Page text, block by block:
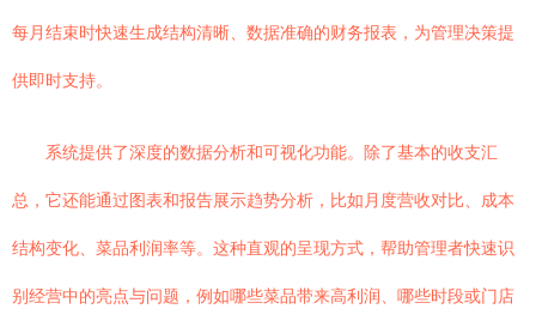
每月结束时快速生成结构清晰、数据准确的财务报表，为管理决策提
供即时支持。
系统提供了深度的数据分析和可视化功能。除了基本的收支汇
总，它还能通过图表和报告展示趋势分析，比如月度营收对比、成本
结构变化、菜品利润率等。这种直观的呈现方式，帮助管理者快速识
别经营中的亮点与问题，例如哪些菜品带来高利润、哪些时段或门店